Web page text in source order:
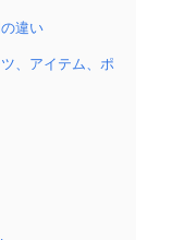
違い
、アイテム、ポ